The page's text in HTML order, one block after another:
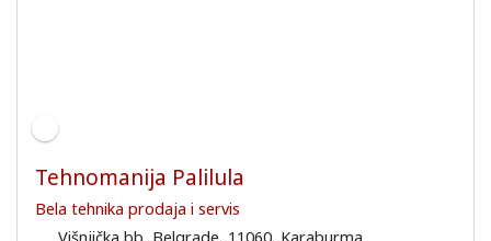
Tehnomanija Palilula
Bela tehnika prodaja i servis